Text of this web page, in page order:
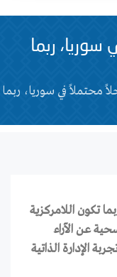
ربما
محتملاً في سوريا، ربما
تكون اللامركزية
عن الآراء
الإدارة الذاتية